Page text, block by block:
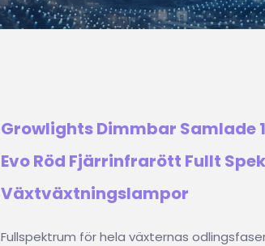
Growlights Dimmbar Samlade
Evo Röd Fjärrinfrarött Fullt
Växtväxtningslampor
Fullspektrum för hela växternas